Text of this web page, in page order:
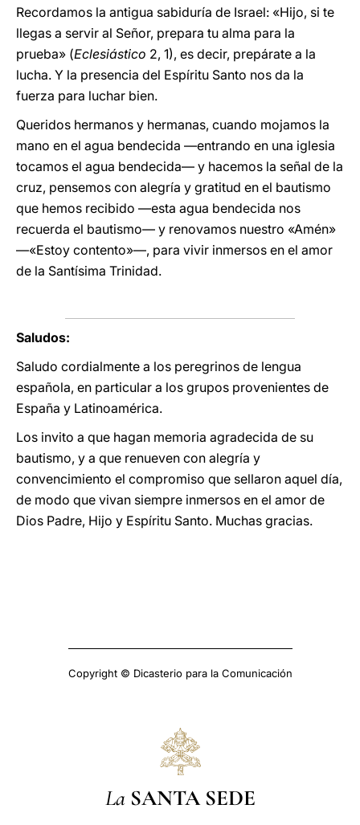
Recordamos la antigua sabiduría de Israel: «Hijo, si te
llegas a servir al Señor, prepara tu alma para la
prueba» (Eclesiástico 2, 1), es decir, prepárate a la
lucha. Y la presencia del Espíritu Santo nos da la
fuerza para luchar bien.
Queridos hermanos y hermanas, cuando mojamos la
mano en el agua bendecida —entrando en una iglesia
tocamos el agua bendecida— y hacemos la señal de la
cruz, pensemos con alegría y gratitud en el bautismo
que hemos recibido —esta agua bendecida nos
recuerda el bautismo— y renovamos nuestro «Amén»
—«Estoy contento»—, para vivir inmersos en el amor
de la Santísima Trinidad.
Saludos:
Saludo cordialmente a los peregrinos de lengua
española, en particular a los grupos provenientes de
España y Latinoamérica.
Los invito a que hagan memoria agradecida de su
bautismo, y a que renueven con alegría y
convencimiento el compromiso que sellaron aquel día,
de modo que vivan siempre inmersos en el amor de
Dios Padre, Hijo y Espíritu Santo. Muchas gracias.
Copyright © Dicasterio para la Comunicación
La SANTA SEDE